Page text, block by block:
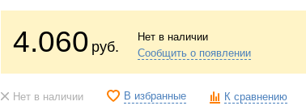
4.060 руб.
Нет в наличии
Сообщить о появлении
Нет в наличии В избранные К сравнению